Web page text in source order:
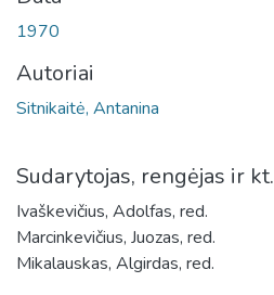
1970
Autoriai
Sitnikaitė, Antanina
Sudarytojas, rengėjas ir kt.
Ivaškevičius, Adolfas, red.
Marcinkevičius, Juozas, red.
Mikalauskas, Algirdas, red.